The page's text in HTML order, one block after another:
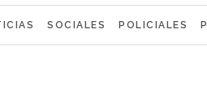
SOCIALES POLICIALES